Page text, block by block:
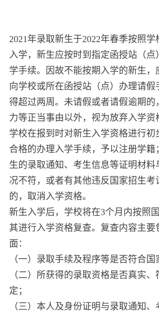
2021年录取新生于2022年春季按照学
入学，新生应按时到指定函授站（点
学手续。因故不能按期入学的新生，
向学校或所在函授站（点）办理请假
得超过两周。未请假或者请假逾期的
力等正当事由以外，视为放弃入学资
学校在报到时对新生入学资格进行初
合格的办理入学手续，予以注册学籍
生的录取通知、考生信息等证明材料
况不符，或者有其他违反国家招生考
的，取消入学资格。
新生入学后，学校将在3个月内按照
其进行入学资格复查。复查内容主要
面：
（一）录取手续及程序等是否符合国
（二）所获得的录取资格是否真实、
定；
（三）本人及身份证明与录取通知